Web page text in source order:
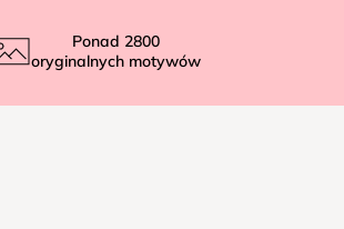
Ponad 2800
oryginalnych motywów